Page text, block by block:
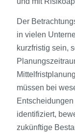
Der
in vielen
kurzfristig sein,
müssen bei
identifiziert,
zukünftige